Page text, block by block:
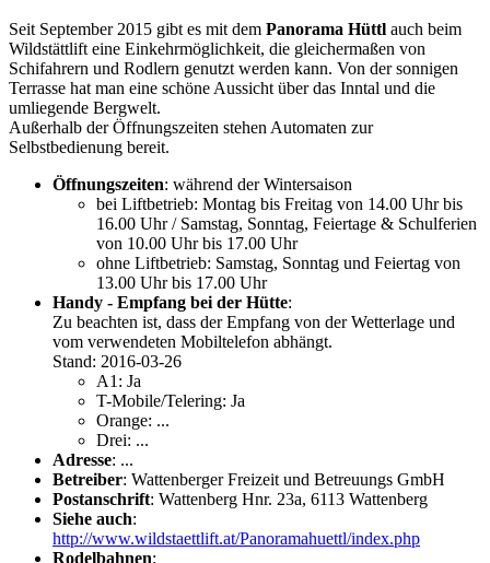
Seit September 2015 gibt es mit dem Panorama Hüttl auch beim
Wildstättlift eine Einkehrmöglichkeit, die gleichermaßen von
Schifahrern und Rodlern genutzt werden kann. Von der sonnigen
Terrasse hat man eine schöne Aussicht über das Inntal und die
umliegende Bergwelt.
Außerhalb der Öffnungszeiten stehen Automaten zur
Selbstbedienung bereit.
Öffnungszeiten: während der Wintersaison
bei Liftbetrieb: Montag bis Freitag von 14.00 Uhr bis
16.00 Uhr / Samstag, Sonntag, Feiertage & Schulferien
von 10.00 Uhr bis 17.00 Uhr
ohne Liftbetrieb: Samstag, Sonntag und Feiertag von
13.00 Uhr bis 17.00 Uhr
Handy - Empfang bei der Hütte:
Zu beachten ist, dass der Empfang von der Wetterlage und
vom verwendeten Mobiltelefon abhängt.
Stand: 2016-03-26
A1: Ja
T-Mobile/Telering: Ja
Orange: ...
Drei: ...
Adresse: ...
Betreiber: Wattenberger Freizeit und Betreuungs GmbH
Postanschrift: Wattenberg Hnr. 23a, 6113 Wattenberg
Siehe auch:
http://www.wildstaettlift.at/Panoramahuettl/index.php
Rodelbahnen: